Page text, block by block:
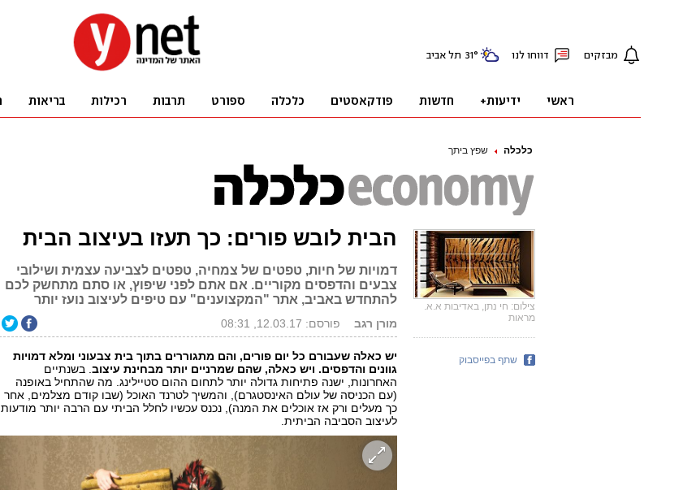
כלכלה שפץ ביתך
הבית לובש פורים: כך תעזו בעיצוב הבית
דמויות של חיות, טפטים של צמחיה, טפטים לצביעה עצמית ושילובי
צבעים והדפסים מקוריים. אם אתם לפני שיפוץ, או סתם מתחשק לכם
להתחדש באביב, אתר "המקצוענים" עם טיפים לעיצוב נועז יותר
מורן רגב פורסם: 12.03.17, 08:31
יש כאלה שעבורם כל יום פורים, והם מתגוררים בתוך בית צבעוני ומלא דמויות
גוונים והדפסים. ויש כאלה, שהם שמרניים יותר מבחינת עיצוב. בשנתיים
האחרונות, ישנה פתיחות גדולה יותר לתחום ההום סטיילינג. מה שהתחיל באופנה
(עם הכניסה של עולם האינסטגרם), והמשיך לטרנד האוכל (שבו קודם מצלמים, אחר
כך מעלים ורק אז אוכלים את המנה), נכנס עכשיו לחלל הביתי עם הרבה יותר מודעות
לעיצוב הסביבה הביתית.
צילום: חי נתן, באדיבות א.א.
מראות
שתף בפייסבוק